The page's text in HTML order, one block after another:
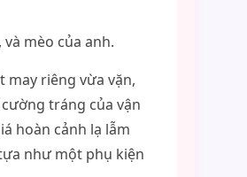
mèo của anh.
may riêng vừa vặn,
tráng của vận
hoàn cảnh lạ lẫm
như một phụ kiện